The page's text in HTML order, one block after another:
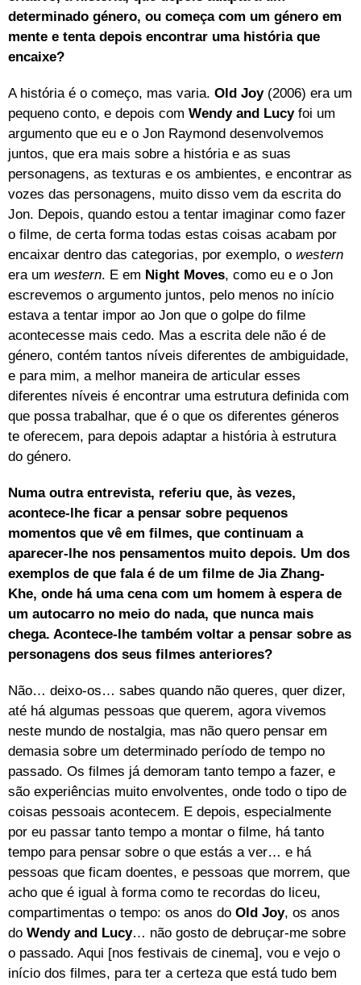
determinado género, ou começa com um género em
mente e tenta depois encontrar uma história que
encaixe?
A história é o começo, mas varia. Old Joy (2006) era um
pequeno conto, e depois com Wendy and Lucyfoi um
argumento que eu e o Jon Raymond desenvolvemos
juntos, que era mais sobre a história e as suas
personagens, as texturas e os ambientes, e encontrar as
vozes das personagens, muito disso vem da escrita do
Jon. Depois, quando estou a tentar imaginar como fazer
o filme, de certa forma todas estas coisas acabam por
encaixar dentro das categorias, por exemplo, o western
era um western. E em Night Moves, como eu e o Jon
escrevemos o argumento juntos, pelo menos no início
estava a tentar impor ao Jon que o golpe do filme
acontecesse mais cedo. Mas a escrita dele não é de
género, contém tantos níveis diferentes de ambiguidade,
e para mim, a melhor maneira de articular esses
diferentes níveis é encontrar uma estrutura definida com
que possa trabalhar, que é o que os diferentes géneros
te oferecem, para depois adaptar a história à estrutura
do género.
Numa outra entrevista, referiu que, às vezes,
acontece-lhe ficar a pensar sobre pequenos
momentos que vê em filmes, que continuam a
aparecer-lhe nos pensamentos muito depois. Um dos
exemplos de que fala é de um filme de Jia Zhang-
Khe, onde há uma cena com um homem à espera de
um autocarro no meio do nada, que nunca mais
chega. Acontece-lhe também voltar a pensar sobre as
personagens dos seus filmes anteriores?
Não… deixo-os… sabes quando não queres, quer dizer,
até há algumas pessoas que querem, agora vivemos
neste mundo de nostalgia, mas não quero pensar em
demasia sobre um determinado período de tempo no
passado. Os filmes já demoram tanto tempo a fazer, e
são experiências muito envolventes, onde todo o tipo de
coisas pessoais acontecem. E depois, especialmente
por eu passar tanto tempo a montar o filme, há tanto
tempo para pensar sobre o que estás a ver… e há
pessoas que ficam doentes, e pessoas que morrem, que
acho que é igual à forma como te recordas do liceu,
compartimentas o tempo: os anos do Old Joy, os anos
do Wendy and Lucy… não gosto de debruçar-me sobre
o passado. Aqui [nos festivais de cinema], vou e vejo o
início dos filmes, para ter a certeza que está tudo bem